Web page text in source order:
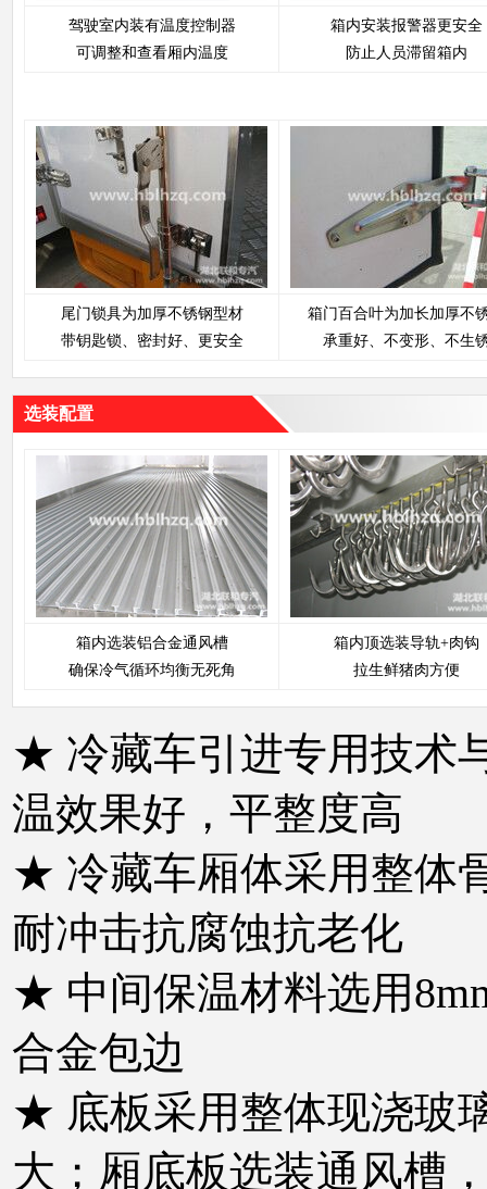
驾驶室内装有温度控制器
可调整和查看厢内温度
箱内安装报警器更安全
防止人员滞留箱内
尾门锁具为加厚不锈钢型材
带钥匙锁、密封好、更安全
箱门百合叶为加长加厚不
承重好、不变形、不生
选装配置
箱内选装铝合金通风槽
确保冷气循环均衡无死角
箱内顶选装导轨+肉钩
拉生鲜猪肉方便
★ 冷藏车引进专用技术
温效果好，平整度高
★ 冷藏车厢体采用整体
耐冲击抗腐蚀抗老化
★ 中间保温材料选用
合金包边
★ 底板采用整体现浇玻
大；厢底板选装通风槽